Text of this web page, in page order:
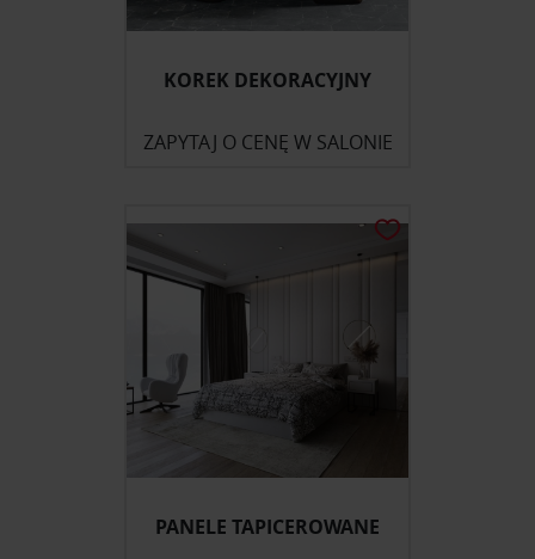
KOREK DEKORACYJNY
ZAPYTAJ O CENĘ W SALONIE
PANELE TAPICEROWANE